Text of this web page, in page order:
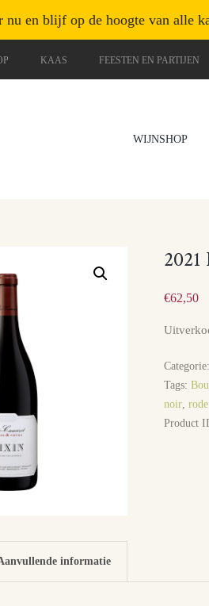
KAAS FEESTEN EN PARTIJEN
WIJNSHOP
€62,50
Tags:
noir ,
Product
informatie
nu en blijf op de hoogte van alle